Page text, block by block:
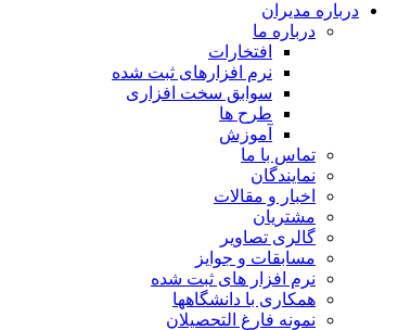
درباره مدیران
درباره ما
افتخارات
نرم افزارهای ثبت شده
سوابق سخت افزاری
طرح ها
آموزش
تماس با ما
نمایندگان
اخبار و مقالات
مشتریان
گالری تصاویر
مسابقات و جوایز
نرم افزار های ثبت شده
همکاری با دانشگاهها
نمونه فارغ التحصیلان